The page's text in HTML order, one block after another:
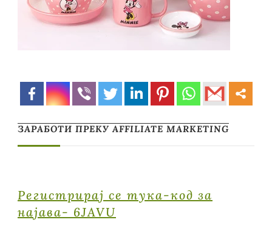
ЗАРАБОТИ ПРЕКУ AFFILIATE MARKETING
Регистрирај се тука-код за
најава- 6JAVU